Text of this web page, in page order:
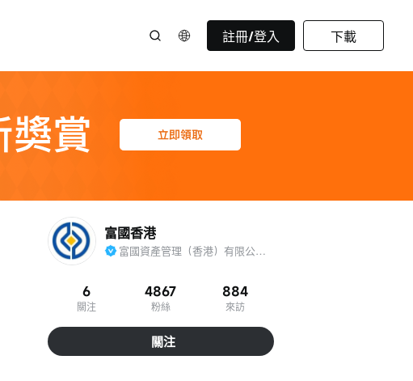
註冊/登入 下載
富國香港
富國資產管理（香港）有限公司官方賬號
6
關注
4867
粉絲
884
來訪
關注